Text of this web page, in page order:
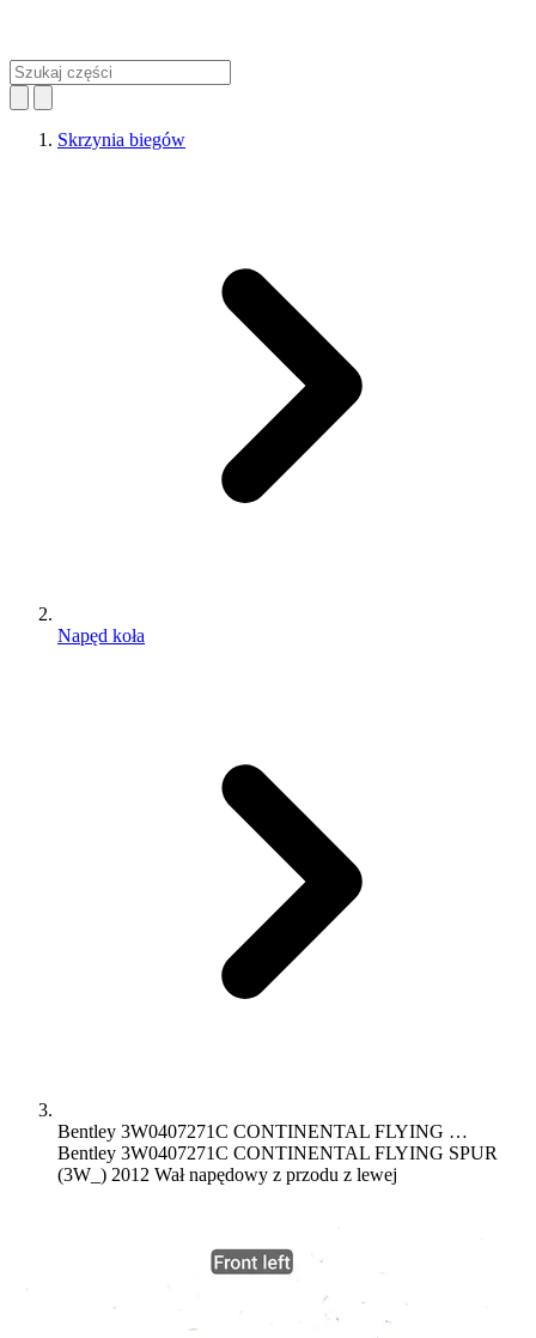
Skrzynia biegów
Napęd koła
Bentley 3W0407271C CONTINENTAL FLYING …
Bentley 3W0407271C CONTINENTAL FLYING SPUR
(3W_) 2012 Wał napędowy z przodu z lewej